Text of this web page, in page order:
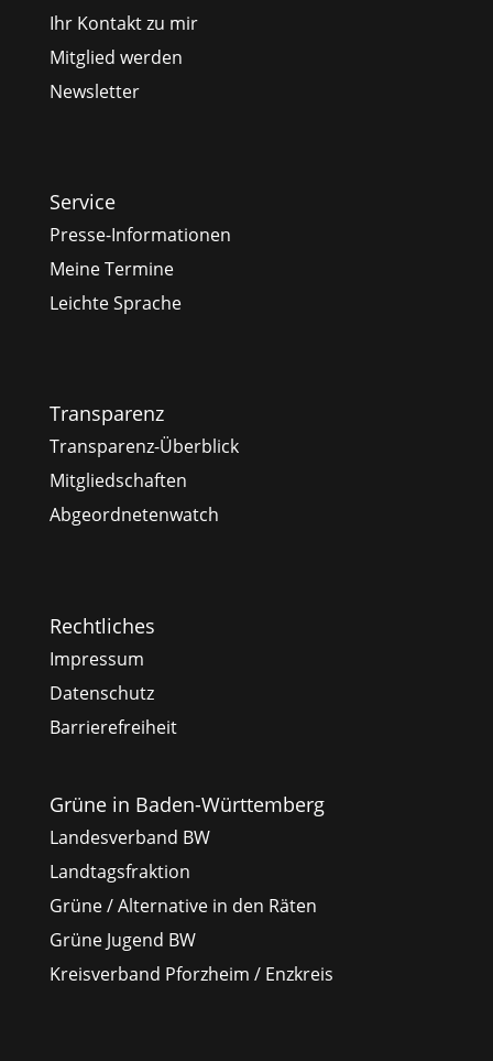
Ihr Kontakt zu mir
Mitglied werden
Newsletter
Service
Presse-Informationen
Meine Termine
Leichte Sprache
Transparenz
Transparenz-Überblick
Mitgliedschaften
Abgeordnetenwatch
Rechtliches
Impressum
Datenschutz
Barrierefreiheit
Grüne in Baden-Württemberg
Landesverband BW
Landtagsfraktion
Grüne / Alternative in den Räten
Grüne Jugend BW
Kreisverband Pforzheim / Enzkreis